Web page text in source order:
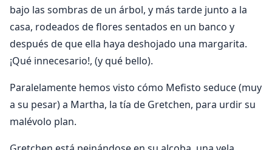
bajo las sombras de un árbol, y más tarde junto a la
casa, rodeados de flores sentados en un banco y
después de que ella haya deshojado una margarita.
¡Qué innecesario!, (y qué bello).
Paralelamente hemos visto cómo Mefisto seduce (muy
a su pesar) a Martha, la tía de Gretchen, para urdir su
malévolo plan.